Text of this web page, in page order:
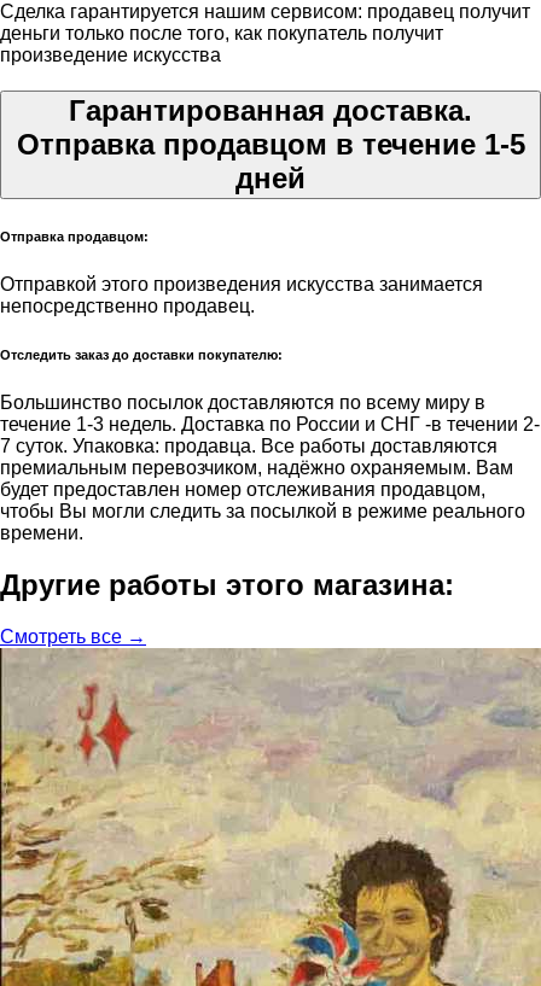
Сделка гарантируется нашим сервисом: продавец получит
деньги только после того, как покупатель получит
произведение искусства
Гарантированная доставка.
Отправка продавцом в течение 1-5
дней
Отправка продавцом:
Отправкой этого произведения искусства занимается
непосредственно продавец.
Отследить заказ до доставки покупателю:
Большинство посылок доставляются по всему миру в
течение 1-3 недель. Доставка по России и СНГ -в течении 2-
7 суток. Упаковка: продавца. Все работы доставляются
премиальным перевозчиком, надёжно охраняемым. Вам
будет предоставлен номер отслеживания продавцом,
чтобы Вы могли следить за посылкой в режиме реального
времени.
Другие работы этого магазина:
Смотреть все →